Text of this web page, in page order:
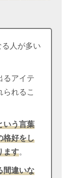
人が多い
るアイテ
れるこ
いう言葉
格好をし
ます。
間違いな